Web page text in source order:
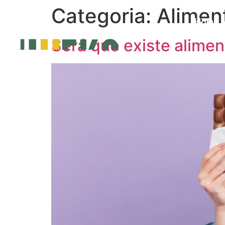
Home
Categoria:
Será que existe